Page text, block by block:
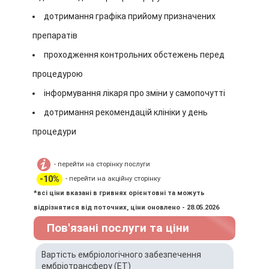
дотримання графіка прийому призначених
препаратів
проходження контрольних обстежень перед
процедурою
інформування лікаря про зміни у самопочутті
дотримання рекомендацій клініки у день
процедури
- перейти на сторінку послуги
-10%
- перейти на акційну сторінку
*всі ціни вказані в гривнях орієнтовні та можуть
відрізнятися від поточних, ціни оновлено - 28.05.2026
Пов'язані послуги та ціни
Вартість ембріологічного забезпечення
ембріотрансферу (ЕТ)